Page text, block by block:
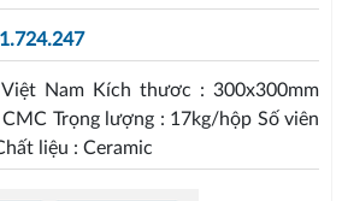
Nam Kích thươc : 300x300mm
CMC Trọng lượng : 17kg/hộp Số viên
liệu : Ceramic